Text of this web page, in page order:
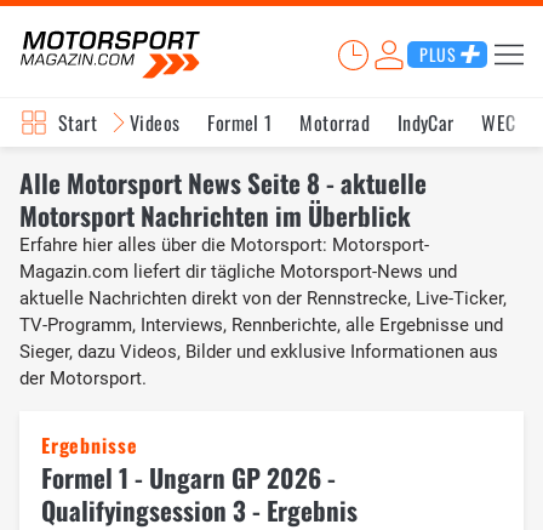
PLUS
Start Videos Formel 1 Motorrad IndyCar WEC
Alle Motorsport News Seite 8 - aktuelle
Motorsport Nachrichten im Überblick
Erfahre hier alles über die Motorsport: Motorsport-
Magazin.com liefert dir tägliche Motorsport-News und
aktuelle Nachrichten direkt von der Rennstrecke, Live-Ticker,
TV-Programm, Interviews, Rennberichte, alle Ergebnisse und
Sieger, dazu Videos, Bilder und exklusive Informationen aus
der Motorsport.
Ergebnisse
Formel 1 - Ungarn GP 2026 -
Qualifyingsession 3 - Ergebnis